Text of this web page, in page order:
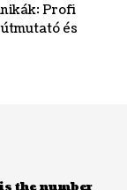
Profi
és